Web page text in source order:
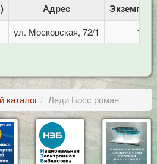
Адрес
ул. Московская, 72/1 1
каталог Леди Босс роман